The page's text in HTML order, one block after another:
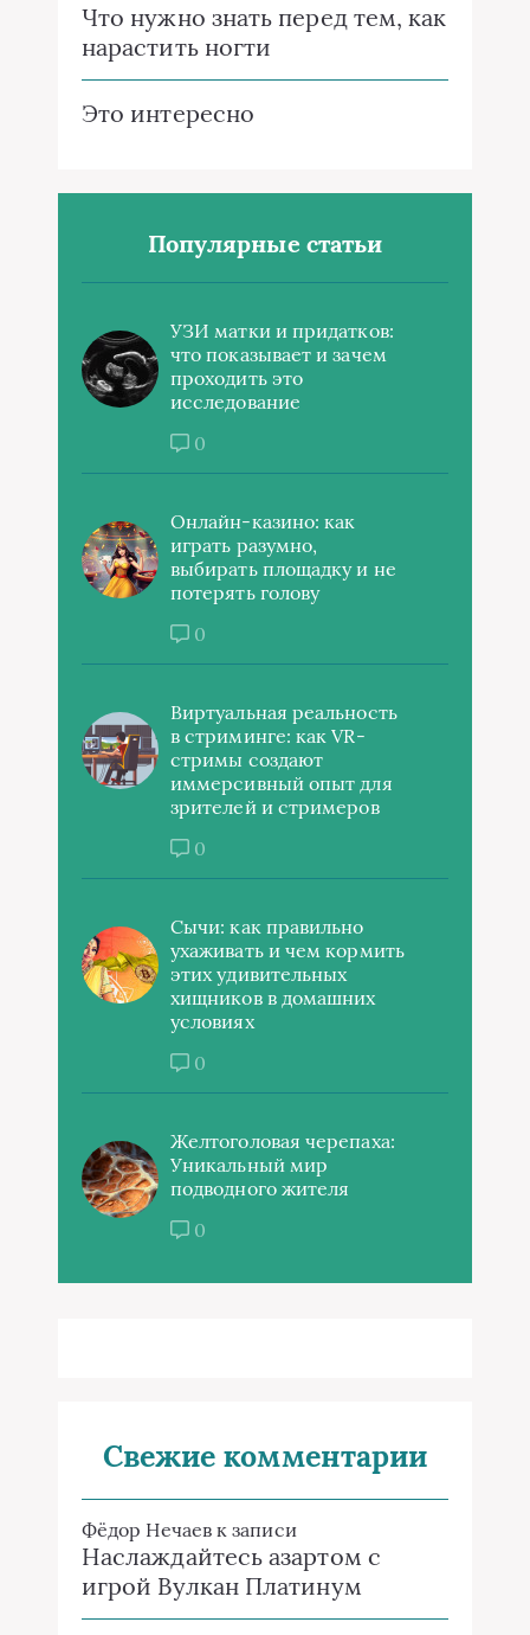
Что нужно знать перед тем, как
нарастить ногти
Это интересно
Популярные статьи
УЗИ матки и придатков:
что показывает и зачем
проходить это
исследование
0
Онлайн-казино: как
играть разумно,
выбирать площадку и не
потерять голову
0
Виртуальная реальность
в стриминге: как VR-
стримы создают
иммерсивный опыт для
зрителей и стримеров
0
Сычи: как правильно
ухаживать и чем кормить
этих удивительных
хищников в домашних
условиях
0
Желтоголовая черепаха:
Уникальный мир
подводного жителя
0
Свежие комментарии
Фёдор Нечаевк записи
Наслаждайтесь азартом с
игрой Вулкан Платинум